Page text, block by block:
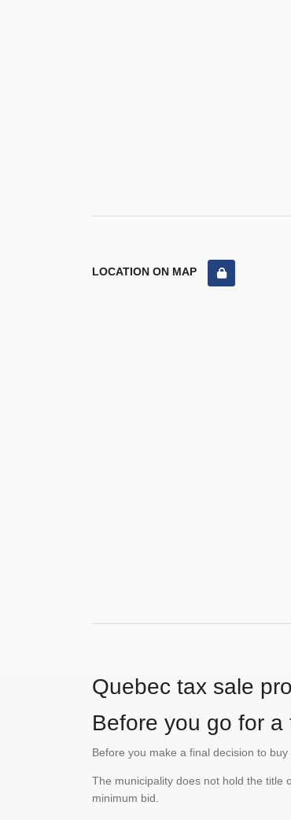
LOCATION ON MAP
Quebec tax sale
Before you go for
Before you make a final decision to
The municipality does not hold the title
minimum bid.